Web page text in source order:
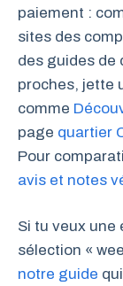
paiement :
sites des
des guides de
proches, jette
comme
page quartier
Pour
avis et notes
Si tu veux une
sélection «
notre guide